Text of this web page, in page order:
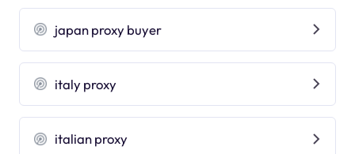
japan proxy buyer
italy proxy
italian proxy